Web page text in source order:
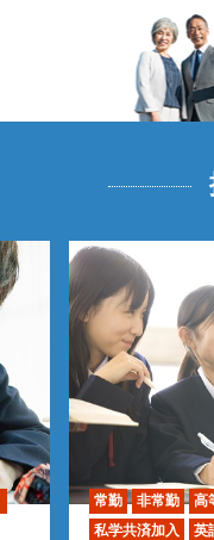
常勤 非常勤 高
私学共済加入
英